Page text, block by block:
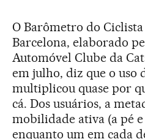
O Barômetro do
Barcelona, elaborado
Automóvel Clube da
em julho, diz que o uso
multiplicou quase por
cá. Dos usuários, a
mobilidade ativa (a pé
enquanto um em cada